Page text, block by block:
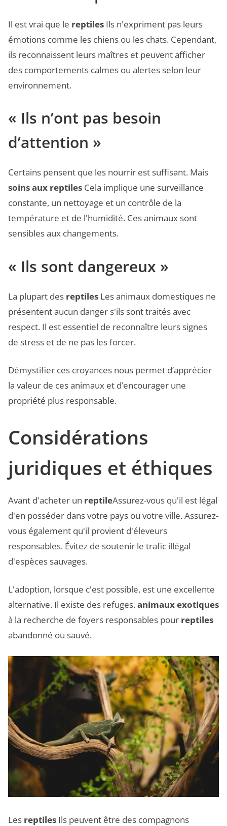
Il est vrai que le reptiles Ils n'expriment pas leurs
émotions comme les chiens ou les chats. Cependant,
ils reconnaissent leurs maîtres et peuvent afficher
des comportements calmes ou alertes selon leur
environnement.
« Ils n’ont pas besoin
d’attention »
Certains pensent que les nourrir est suffisant. Mais
soins aux reptiles Cela implique une surveillance
constante, un nettoyage et un contrôle de la
température et de l'humidité. Ces animaux sont
sensibles aux changements.
« Ils sont dangereux »
La plupart des reptiles Les animaux domestiques ne
présentent aucun danger s'ils sont traités avec
respect. Il est essentiel de reconnaître leurs signes
de stress et de ne pas les forcer.
Démystifier ces croyances nous permet d’apprécier
la valeur de ces animaux et d’encourager une
propriété plus responsable.
Considérations
juridiques et éthiques
Avant d'acheter un reptileAssurez-vous qu'il est légal
d'en posséder dans votre pays ou votre ville. Assurez-
vous également qu'il provient d'éleveurs
responsables. Évitez de soutenir le trafic illégal
d'espèces sauvages.
L'adoption, lorsque c'est possible, est une excellente
alternative. Il existe des refuges.animaux exotiques
à la recherche de foyers responsables pour reptiles
abandonné ou sauvé.
Les reptiles Ils peuvent être des compagnons